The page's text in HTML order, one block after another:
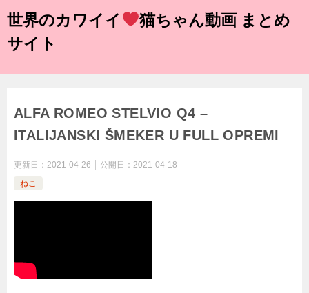
世界のカワイイ
猫ちゃん動画 まとめ
サイト
ALFA ROMEO STELVIO Q4 –
ITALIJANSKI ŠMEKER U FULL OPREMI
更新日： 2021-04-26 公開日： 2021-04-18
ねこ